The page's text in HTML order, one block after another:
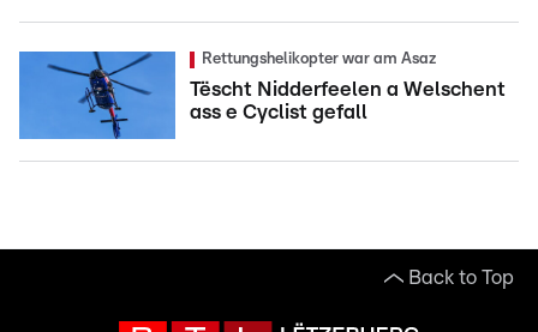
Rettungshelikopter war am Asaz
Tëscht Nidderfeelen a Welschent
ass e Cyclist gefall
Back to Top